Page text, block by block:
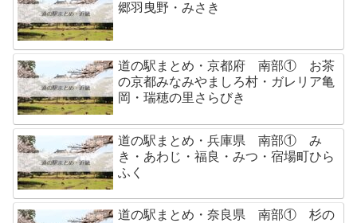
郷羽曳野・みさき
道の駅まとめ・京都府 南部① お茶
の京都みなみやましろ村・ガレリア亀
岡・瑞穂の里さらびき
道の駅まとめ・兵庫県 南部① み
き・あわじ・福良・みつ・宿場町ひら
ふく
道の駅まとめ・奈良県 南部① 杉の